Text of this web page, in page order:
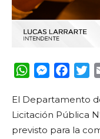
WhatsApp
El Departamento
Licitación Pública
previsto para la